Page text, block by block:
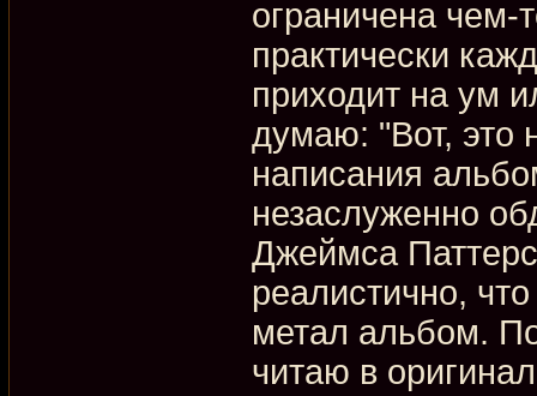
ограничена чем-
практически
приходит на ум
думаю: "Вот, это
написания
незаслуженно
Джеймса
реалистично,
метал альбом.
читаю в